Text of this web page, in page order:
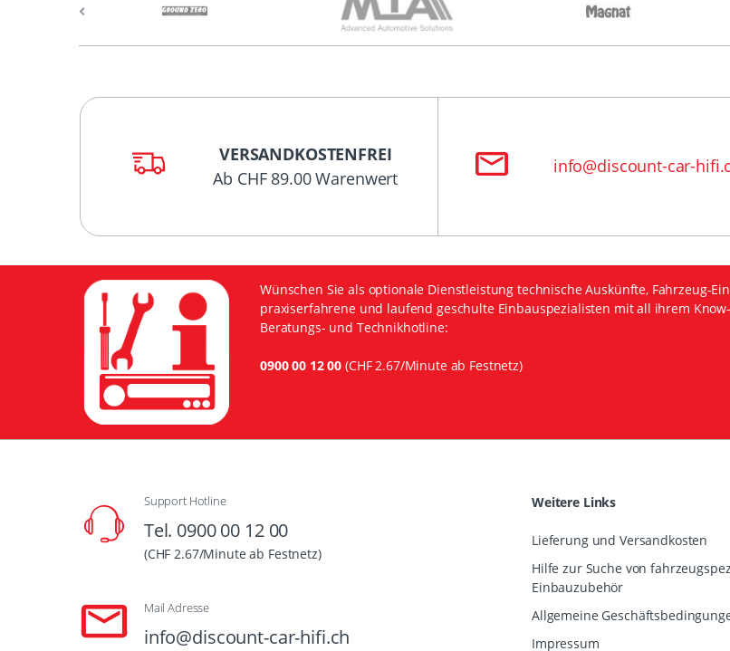
VERSANDKOSTENFREI
Ab CHF 89.00 Warenwert
info@discount-car-
Wünschen Sie als optionale Dienstleistung technische Auskünfte, Fahrzeug-
praxiserfahrene und laufend geschulte Einbauspezialisten mit all ihrem
Beratungs- und Technikhotline:
0900 00 12 00 (CHF 2.67/Minute ab Festnetz)
Support Hotline
Tel. 0900 00 12 00
(CHF 2.67/Minute ab Festnetz)
Mail Adresse
info@discount-car-hifi.ch
Weitere Links
Lieferung und Versandkosten
Hilfe zur Suche von
Einbauzubehör
Allgemeine
Impressum